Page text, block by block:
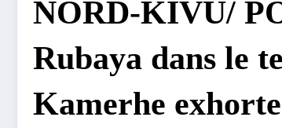
NORD-KIVU/
Rubaya dans le
Kamerhe